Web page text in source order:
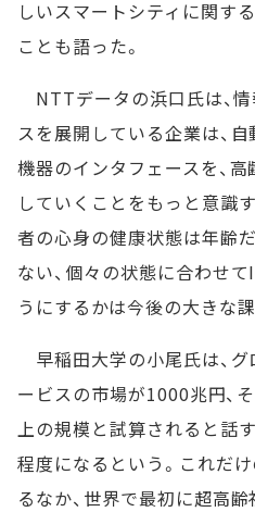
しいスマートシティに関す
ことも語った。
NTTデータの浜口氏は、
スを展開している企業は、
機器のインタフェースを、
していくことをもっと意識
者の心身の健康状態は年齢
ない、個々の状態に合わせ
うにするかは今後の大きな
早稲田大学の小尾氏は、
ービスの市場が1000兆円、
上の規模と試算されると話
程度になるという。これだ
るなか、世界で最初に超高